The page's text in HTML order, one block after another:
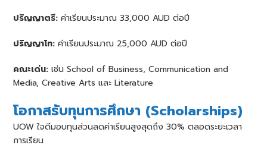
ปริญญาตรี: ค่าเรียนประมาณ 33,000 AUD ต่อปี
ปริญญาโท: ค่าเรียนประมาณ 25,000 AUD ต่อปี
คณะเด่น: เช่น School of Business, Communication and
Media, Creative Arts และ Literature
โอกาสรับทุนการศึกษา (Scholarships)
UOW ใจดีมอบทุนส่วนลดค่าเรียนสูงสุดถึง 30% ตลอดระยะเวลา
การเรียน